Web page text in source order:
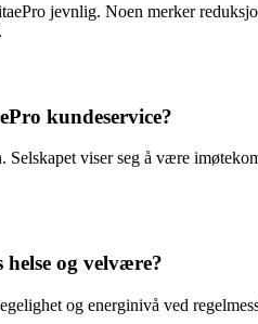
jevnlig. Noen merker
kundeservice?
viser seg å være
og velvære?
og energinivå ved